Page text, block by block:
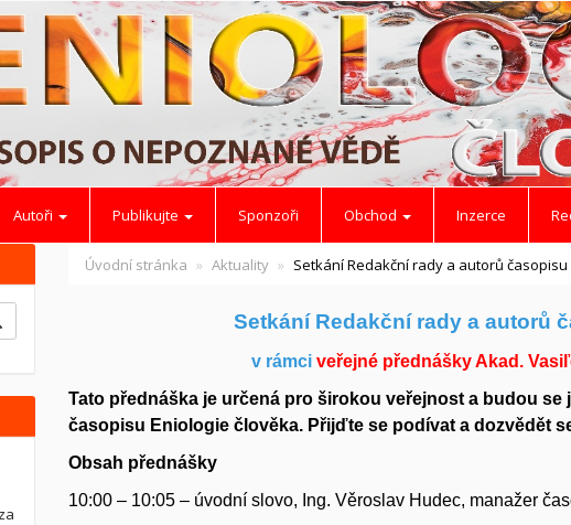
Autoři Publikujte Sponzoři Obchod Inzerce
Úvodní stránka Aktuality Setkání Redakční rady a autorů časopisu
Setkání Redakční rady a autorů
v rámci veřejné přednášky Akad.
Tato přednáška je určená pro širokou veřejnost a budou
časopisu Eniologie člověka. Přijďte se podívat a dozvědět
Obsah přednášky
10:00 – 10:05 – úvodní slovo, Ing. Věroslav Hudec, manažer